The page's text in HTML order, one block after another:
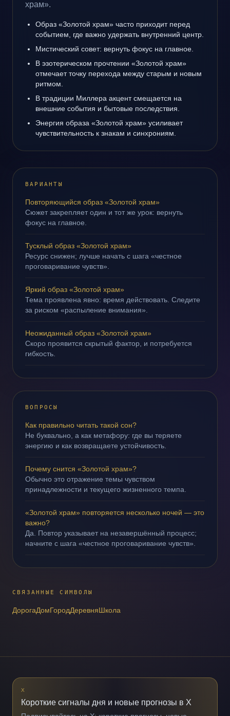
храм».
Образ «Золотой храм» часто приходит перед
событием, где важно удержать внутренний центр.
Мистический совет: вернуть фокус на главное.
В эзотерическом прочтении «Золотой храм»
отмечает точку перехода между старым и новым
ритмом.
В традиции Миллера акцент смещается на
внешние события и бытовые последствия.
Энергия образа «Золотой храм» усиливает
чувствительность к знакам и синхрониям.
ВАРИАНТЫ
Повторяющийся образ «Золотой храм»
Сюжет закрепляет один и тот же урок: вернуть
фокус на главное.
Тусклый образ «Золотой храм»
Ресурс снижен; лучше начать с шага «честное
проговаривание чувств».
Яркий образ «Золотой храм»
Тема проявлена явно: время действовать. Следите
за риском «распыление внимания».
Неожиданный образ «Золотой храм»
Скоро проявится скрытый фактор, и потребуется
гибкость.
ВОПРОСЫ
Как правильно читать такой сон?
Не буквально, а как метафору: где вы теряете
энергию и как возвращаете устойчивость.
Почему снится «Золотой храм»?
Обычно это отражение темы чувством
принадлежности и текущего жизненного темпа.
«Золотой храм» повторяется несколько ночей — это
важно?
Да. Повтор указывает на незавершённый процесс;
начните с шага «честное проговаривание чувств».
СВЯЗАННЫЕ СИМВОЛЫ
ДорогаДомГородДеревняШкола
X
Короткие сигналы дня и новые прогнозы в X